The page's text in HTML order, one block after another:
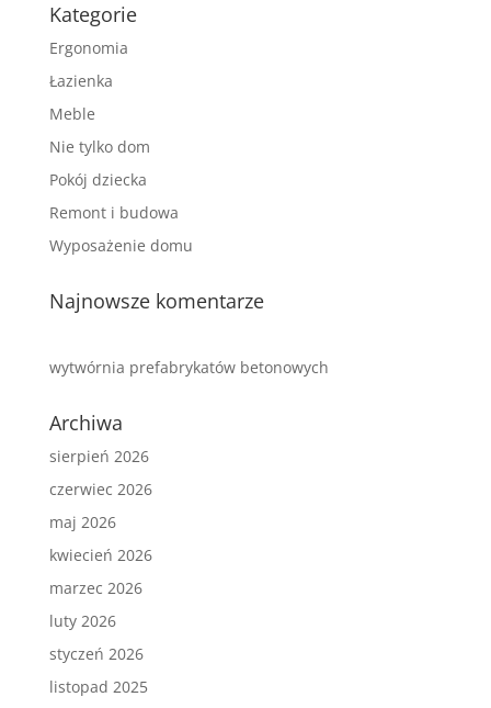
Kategorie
Ergonomia
Łazienka
Meble
Nie tylko dom
Pokój dziecka
Remont i budowa
Wyposażenie domu
Najnowsze komentarze
wytwórnia prefabrykatów betonowych
Archiwa
sierpień 2026
czerwiec 2026
maj 2026
kwiecień 2026
marzec 2026
luty 2026
styczeń 2026
listopad 2025